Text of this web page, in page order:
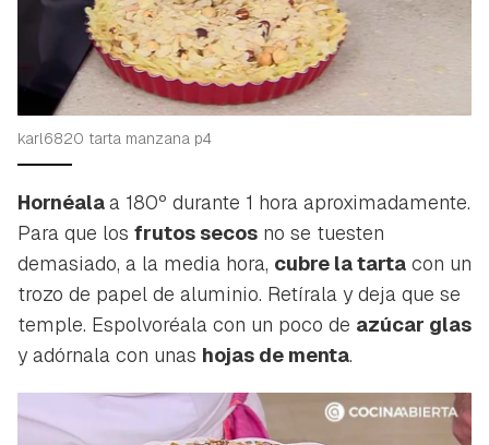
karl6820 tarta manzana p4
Hornéalaa 180º durante 1 hora aproximadamente.
Para que los frutos secos no se tuesten
demasiado, a la media hora, cubre la tarta con un
trozo de papel de aluminio. Retírala y deja que se
temple. Espolvoréala con un poco de azúcar glas
y adórnala con unas hojas de menta.